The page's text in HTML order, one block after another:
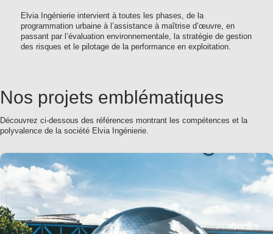
Elvia Ingénierie intervient à toutes les phases, de la
programmation urbaine à l’assistance à maîtrise d’œuvre, en
passant par l’évaluation environnementale, la stratégie de gestion
des risques et le pilotage de la performance en exploitation.
Nos projets emblématiques
Découvrez ci-dessous des références montrant les compétences et la
polyvalence de la société Elvia Ingénierie.